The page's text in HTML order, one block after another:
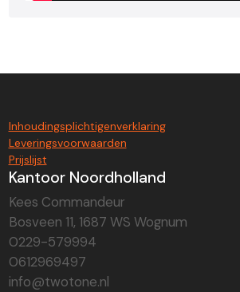
Inhoudingsplichtigenverklaring
Leveringsvoorwaarden
Prijslijst
Kantoor Noordholland
Kees Commandeur
Bosveen 11, 1687 WS Wognum
0229-579994
0612969497
info@twotone.nl